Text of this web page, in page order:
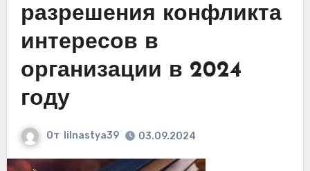
разрешения конфликта
интересов в
организации в 2024
году
От lilnastya39 03.09.2024